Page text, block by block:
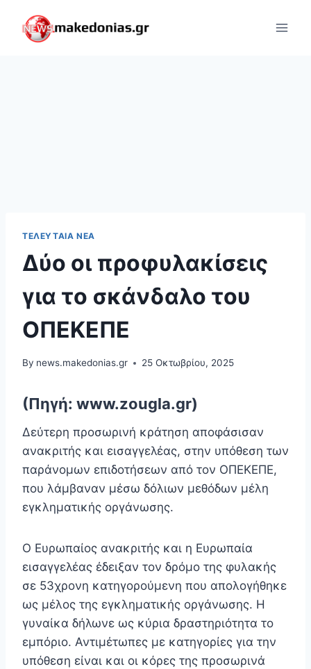
content
ΤΕΛΕΥΤΑΊΑ ΝΈΑ
Δύο οι προφυλακίσεις
για το σκάνδαλο του
ΟΠΕΚΕΠΕ
By news.makedonias.gr 25 Οκτωβρίου, 2025
(Πηγή: www.zougla.gr)
Δεύτερη προσωρινή κράτηση αποφάσισαν
ανακριτής και εισαγγελέας, στην υπόθεση των
παράνομων επιδοτήσεων από τον ΟΠΕΚΕΠΕ,
που λάμβαναν μέσω δόλιων μεθόδων μέλη
εγκληματικής οργάνωσης.
Ο Ευρωπαίος ανακριτής και η Ευρωπαία
εισαγγελέας έδειξαν τον δρόμο της φυλακής
σε 53χρονη κατηγορούμενη που απολογήθηκε
ως μέλος της εγκληματικής οργάνωσης. Η
γυναίκα δήλωνε ως κύρια δραστηριότητα το
εμπόριο. Αντιμέτωπες με κατηγορίες για την
υπόθεση είναι και οι κόρες της προσωρινά